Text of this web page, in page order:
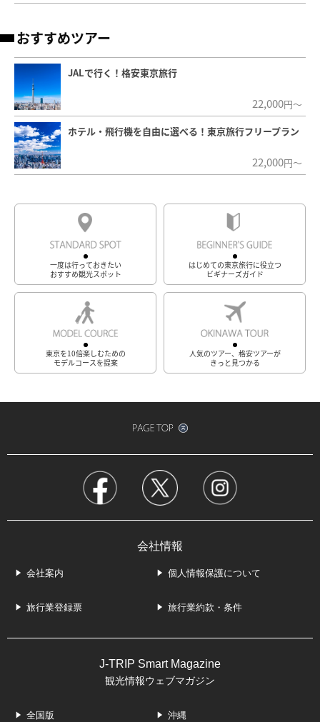
おすすめツアー
JALで行く！格安東京旅行
22,000円～
ホテル・飛行機を自由に選べる！東京旅行フリープラン
22,000円～
一度は行っておきたい
おすすめ観光スポット
はじめての東京旅行に役立つ
ビギナーズガイド
東京を10倍楽しむための
モデルコースを提案
人気のツアー、格安ツアーが
きっと見つかる
会社情報
会社案内 個人情報保護について
旅行業登録票 旅行業約款・条件
J-TRIP Smart Magazine
観光情報ウェブマガジン
全国版 沖縄